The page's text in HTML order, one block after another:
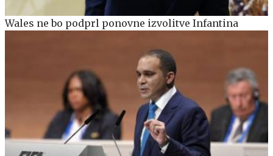
Wales ne bo podprl ponovne izvolitve Infantina